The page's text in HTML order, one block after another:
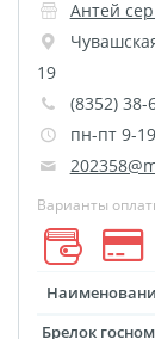
Печать на CD/
пластина
Фото на
Коврик для
Фото на часах
Фото на
Фото на
Фото на
Антей
19
(8352) 38-
пн-пт 9-
Варианты
Брелок